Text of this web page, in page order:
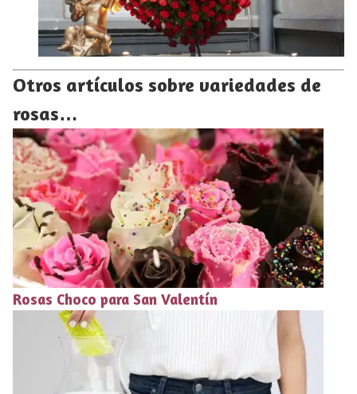
Otros artículos sobre variedades de
rosas…
Rosas Choco para San Valentín